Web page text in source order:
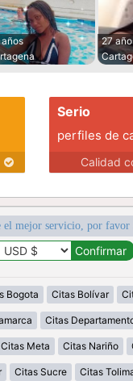
27
Serio
perfiles de
Calidad
el mejor servicio, por favor
Bogota Citas Bolívar
Citas
Citas Meta Citas Nariño
Citas Sucre Citas